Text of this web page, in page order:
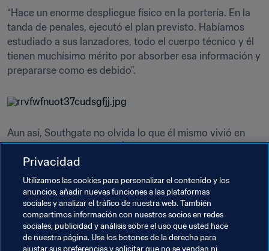
“Hace un enorme despliegue físico en la portería. En la
tanda de penales, ejecutó el plan previsto. Habíamos
estudiado a sus lanzadores, todo el cuerpo técnico y él
tienen muchísimo mérito por absorber esa información y
prepararse como es debido”.
Aun así, Southgate no olvida lo que él mismo vivió en
otras tandas de penales. Él fue quien falló contra
Alemania en la UEFA EURO 1996, y no pudo quitárselo de
la cabeza después de que Inglaterra superase el Grupo
G en este Mundial. Por mucho que se cambie una
costumbre, la historia ya no podrá reescribirse.
“Bueno, nunca me lo voy a quitar de encima, por
desgracia”, admitió. “Es algo que siempre llevaré
Privacidad
Utilizamos las cookies para personalizar el contenido y los
anuncios, añadir nuevas funciones a las plataformas
sociales y analizar el tráfico de nuestra web. También
compartimos información con nuestros socios en redes
sociales, publicidad y análisis sobre el uso que usted hace
de nuestra página. Use los botones de la derecha para
ajustar sus preferencias y solicitar que no se vendan ni